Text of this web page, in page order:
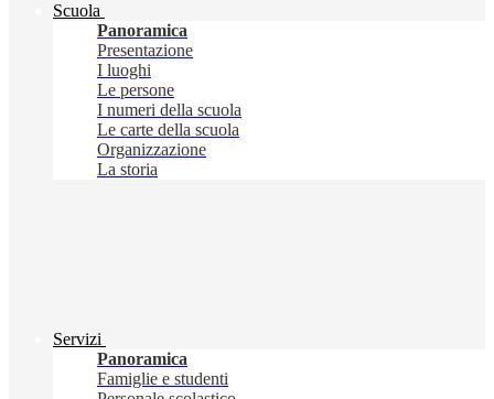
Scuola
Panoramica
Presentazione
I luoghi
Le persone
I numeri della scuola
Le carte della scuola
Organizzazione
La storia
Servizi
Panoramica
Famiglie e studenti